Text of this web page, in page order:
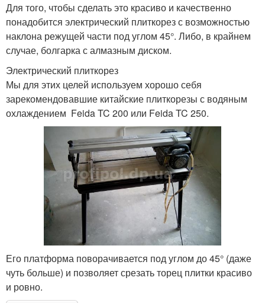
Для того, чтобы сделать это красиво и качественно
понадобится электрический плиткорез с возможностью
наклона режущей части под углом 45°. Либо, в крайнем
случае, болгарка с алмазным диском.
Электрический плиткорез
Мы для этих целей используем хорошо себя
зарекомендовавшие китайские плиткорезы с водяным
охлаждением Feida TC 200 или Feida TC 250.
Его платформа поворачивается под углом до 45° (даже
чуть больше) и позволяет срезать торец плитки красиво
и ровно.